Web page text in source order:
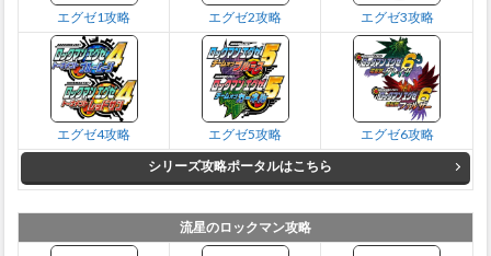
エグゼ1攻略 エグゼ2攻略 エグゼ3攻略
エグゼ4攻略 エグゼ5攻略
エグゼ6攻略
シリーズ攻略ポータルはこちら
流星のロックマン攻略